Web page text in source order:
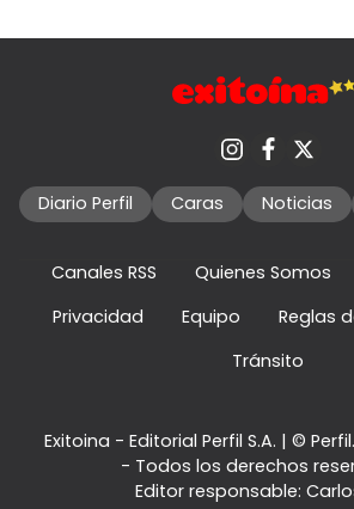
Diario Perfil Caras Noticias
Canales RSS Quienes Somos
Privacidad
Equipo
Reglas
Tránsito
Exitoina - Editorial Perfil S.A. | ©
- Todos los derechos
Editor responsable: